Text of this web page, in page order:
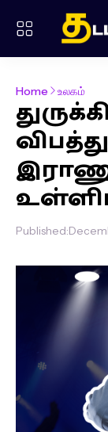
Home உலகம்
Published: